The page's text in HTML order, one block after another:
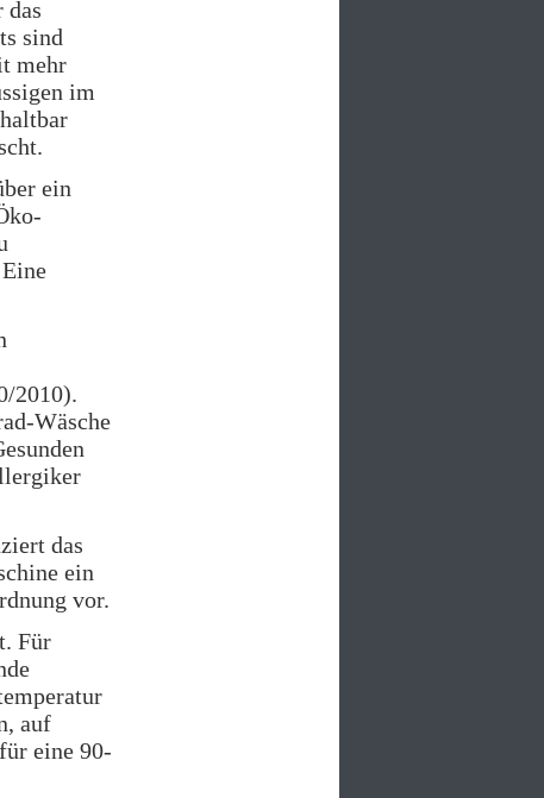
das
sind
mehr
im
ein
2010).
Wäsche
das
ein
vor.
Für
auf
eine 90-